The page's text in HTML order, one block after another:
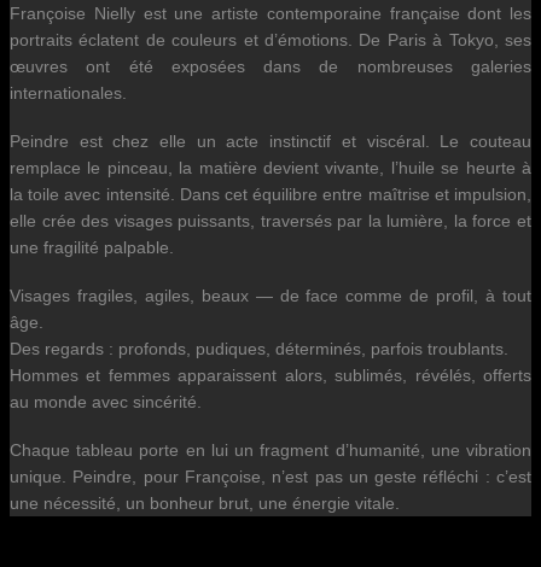
Françoise Nielly est une artiste contemporaine française dont les
portraits éclatent de couleurs et d’émotions. De Paris à Tokyo, ses
œuvres ont été exposées dans de nombreuses galeries
internationales.
Peindre est chez elle un acte instinctif et viscéral. Le couteau
remplace le pinceau, la matière devient vivante, l’huile se heurte à
la toile avec intensité. Dans cet équilibre entre maîtrise et impulsion,
elle crée des visages puissants, traversés par la lumière, la force et
une fragilité palpable.
Visages fragiles, agiles, beaux — de face comme de profil, à tout
âge.
Des regards : profonds, pudiques, déterminés, parfois troublants.
Hommes et femmes apparaissent alors, sublimés, révélés, offerts
au monde avec sincérité.
Chaque tableau porte en lui un fragment d’humanité, une vibration
unique. Peindre, pour Françoise, n’est pas un geste réfléchi : c’est
une nécessité, un bonheur brut, une énergie vitale.